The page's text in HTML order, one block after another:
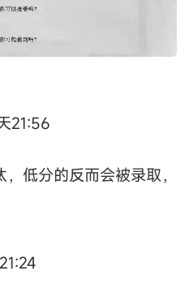
21:56
低分的反而会被录取，